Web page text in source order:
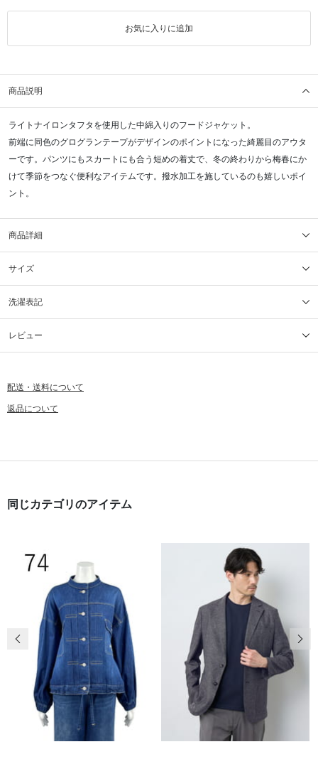
お気に入りに追加
商品説明
ライトナイロンタフタを使用した中綿入りのフードジャケット。
前端に同色のグログランテープがデザインのポイントになった綺麗目のアウタ
ーです。パンツにもスカートにも合う短めの着丈で、冬の終わりから梅春にか
けて季節をつなぐ便利なアイテムです。撥水加工を施しているのも嬉しいポイ
ント。
商品詳細
サイズ
洗濯表記
レビュー
配送・送料について
返品について
同じカテゴリのアイテム
前の画像